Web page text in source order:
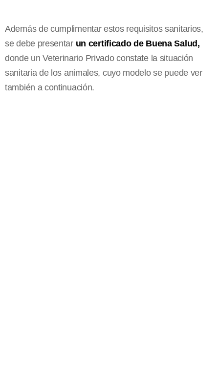
Además de cumplimentar estos requisitos sanitarios,
se debe presentarun certificado de Buena Salud,
donde un Veterinario Privado constate la situación
sanitaria de los animales, cuyo modelo se puede ver
también a continuación.